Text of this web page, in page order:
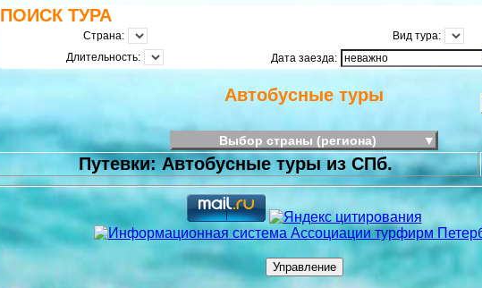
ПОИСК ТУРА
Страна:
Вид тура:
Длительность:
Дата заезда:
Автобусные туры
Выбор страны (региона) ▼
Путевки: Автобусные туры из СПб.